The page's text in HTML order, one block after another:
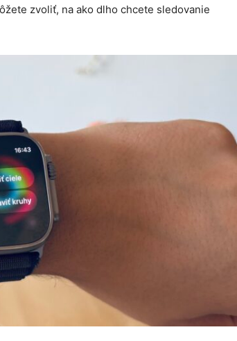
zvoliť, na ako dlho chcete sledovanie